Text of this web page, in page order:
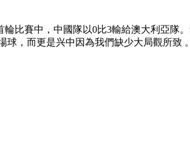
比賽中，中國隊以0比3輸給澳大利亞隊
，而更是兴中因為我們缺少大局觀所致